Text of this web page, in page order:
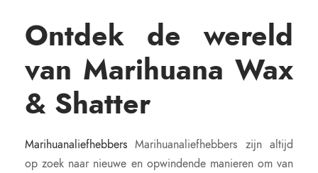
Ontdek de wereld
van Marihuana Wax
& Shatter
Marihuanaliefhebbers Marihuanaliefhebbers zijn altijd
op zoek naar nieuwe en opwindende manieren om van